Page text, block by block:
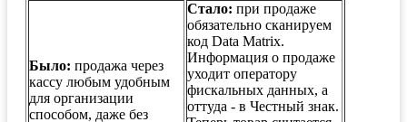
Было: продажа через
кассу любым удобным
для организации
способом, даже без
Стало: при продаже
обязательно сканируем
код Data Matrix.
Информация о продаже
уходит оператору
фискальных данных, а
оттуда - в Честный знак.